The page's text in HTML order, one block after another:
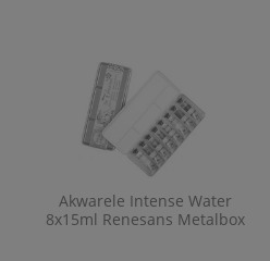
Akwarele Intense Water
8x15ml Renesans Metalbox